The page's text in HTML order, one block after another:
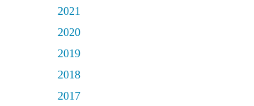
2021
2020
2019
2018
2017